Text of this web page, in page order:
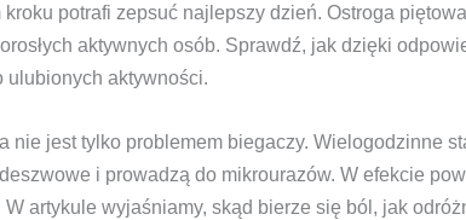
kroku potrafi zepsuć najlepszy dzień. Ostroga
aktywnych osób. Sprawdź, jak dzięki
ulubionych aktywności.
nie jest tylko problemem biegaczy. Wielogodzinne
i prowadzą do mikrourazów. W efekcie
artykule wyjaśniamy, skąd bierze się ból, jak